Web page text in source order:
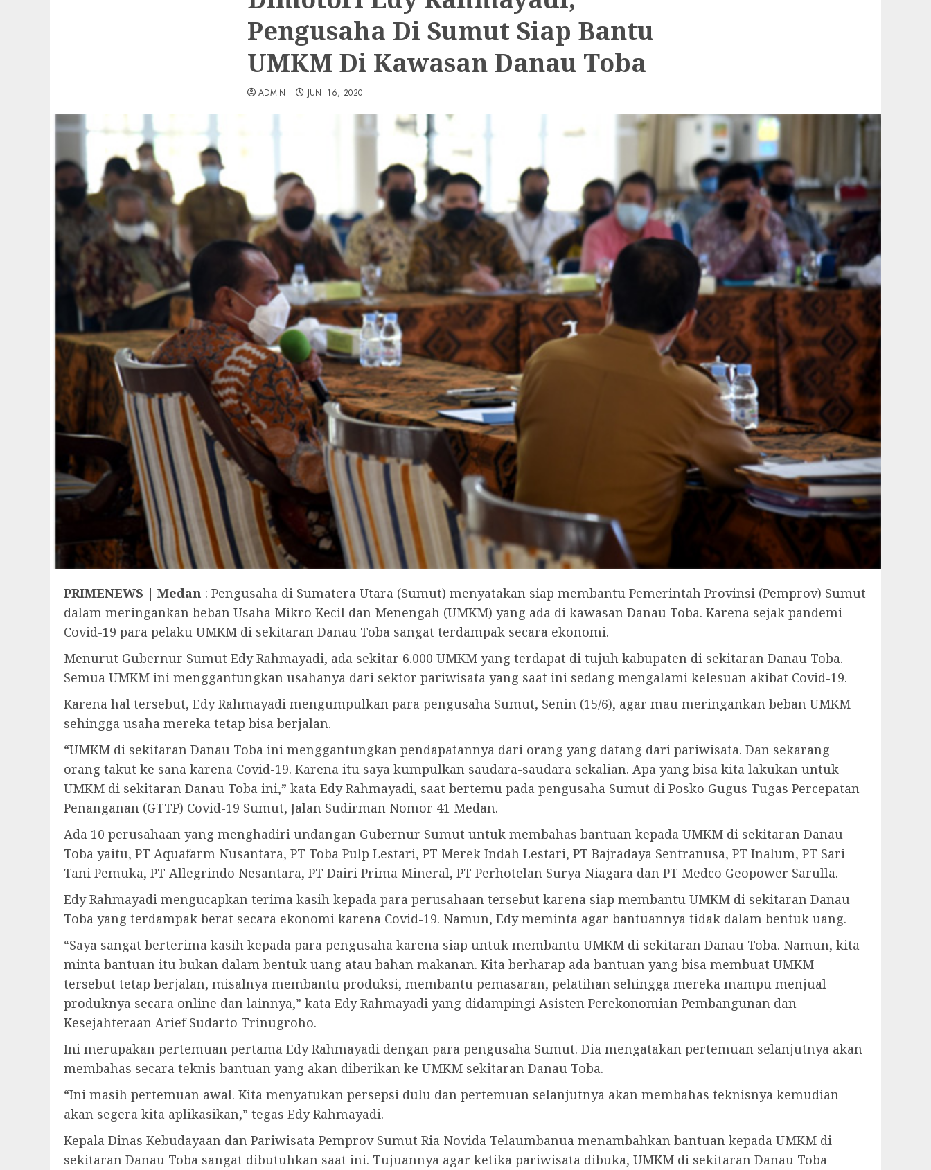
Pengusaha Di Sumut Siap Bantu
UMKM Di Kawasan Danau Toba
ADMIN JUNI 16, 2020
PRIMENEWS | Medan : Pengusaha di Sumatera Utara (Sumut) menyatakan siap membantu Pemerintah Provinsi (Pemprov) Sumut
dalam meringankan beban Usaha Mikro Kecil dan Menengah (UMKM) yang ada di kawasan Danau Toba. Karena sejak pandemi
Covid-19 para pelaku UMKM di sekitaran Danau Toba sangat terdampak secara ekonomi.
Menurut Gubernur Sumut Edy Rahmayadi, ada sekitar 6.000 UMKM yang terdapat di tujuh kabupaten di sekitaran Danau Toba.
Semua UMKM ini menggantungkan usahanya dari sektor pariwisata yang saat ini sedang mengalami kelesuan akibat Covid-19.
Karena hal tersebut, Edy Rahmayadi mengumpulkan para pengusaha Sumut, Senin (15/6), agar mau meringankan beban UMKM
sehingga usaha mereka tetap bisa berjalan.
“UMKM di sekitaran Danau Toba ini menggantungkan pendapatannya dari orang yang datang dari pariwisata. Dan sekarang
orang takut ke sana karena Covid-19. Karena itu saya kumpulkan saudara-saudara sekalian. Apa yang bisa kita lakukan untuk
UMKM di sekitaran Danau Toba ini,” kata Edy Rahmayadi, saat bertemu pada pengusaha Sumut di Posko Gugus Tugas Percepatan
Penanganan (GTTP) Covid-19 Sumut, Jalan Sudirman Nomor 41 Medan.
Ada 10 perusahaan yang menghadiri undangan Gubernur Sumut untuk membahas bantuan kepada UMKM di sekitaran Danau
Toba yaitu, PT Aquafarm Nusantara, PT Toba Pulp Lestari, PT Merek Indah Lestari, PT Bajradaya Sentranusa, PT Inalum, PT Sari
Tani Pemuka, PT Allegrindo Nesantara, PT Dairi Prima Mineral, PT Perhotelan Surya Niagara dan PT Medco Geopower Sarulla.
Edy Rahmayadi mengucapkan terima kasih kepada para perusahaan tersebut karena siap membantu UMKM di sekitaran Danau
Toba yang terdampak berat secara ekonomi karena Covid-19. Namun, Edy meminta agar bantuannya tidak dalam bentuk uang.
“Saya sangat berterima kasih kepada para pengusaha karena siap untuk membantu UMKM di sekitaran Danau Toba. Namun, kita
minta bantuan itu bukan dalam bentuk uang atau bahan makanan. Kita berharap ada bantuan yang bisa membuat UMKM
tersebut tetap berjalan, misalnya membantu produksi, membantu pemasaran, pelatihan sehingga mereka mampu menjual
produknya secara online dan lainnya,” kata Edy Rahmayadi yang didampingi Asisten Perekonomian Pembangunan dan
Kesejahteraan Arief Sudarto Trinugroho.
Ini merupakan pertemuan pertama Edy Rahmayadi dengan para pengusaha Sumut. Dia mengatakan pertemuan selanjutnya akan
membahas secara teknis bantuan yang akan diberikan ke UMKM sekitaran Danau Toba.
“Ini masih pertemuan awal. Kita menyatukan persepsi dulu dan pertemuan selanjutnya akan membahas teknisnya kemudian
akan segera kita aplikasikan,” tegas Edy Rahmayadi.
Kepala Dinas Kebudayaan dan Pariwisata Pemprov Sumut Ria Novida Telaumbanua menambahkan bantuan kepada UMKM di
sekitaran Danau Toba sangat dibutuhkan saat ini. Tujuannya agar ketika pariwisata dibuka, UMKM di sekitaran Danau Toba